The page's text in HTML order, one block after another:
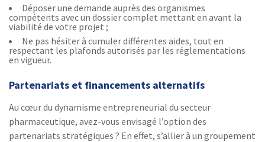
Déposer une demande auprès des organismes
compétents avec un dossier complet mettant en avant la
viabilité de votre projet ;
Ne pas hésiter à cumuler différentes aides, tout en
respectant les plafonds autorisés par les réglementations
en vigueur.
Partenariats et financements alternatifs
Au cœur du dynamisme entrepreneurial du secteur
pharmaceutique, avez-vous envisagé l’option des
partenariats stratégiques ? En effet, s’allier à un groupement